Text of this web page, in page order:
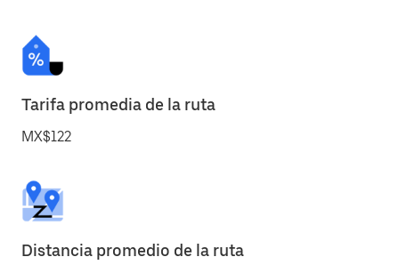
Tarifa promedia de la ruta
MX$122
Distancia promedio de la ruta